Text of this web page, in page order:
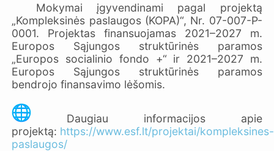
Mokymai įgyvendinami pagal projektą
„Kompleksinės paslaugos (KOPA)“, Nr. 07-007-P-
0001. Projektas finansuojamas 2021–2027 m.
Europos Sąjungos struktūrinės paramos
„Europos socialinio fondo +“ ir 2021–2027 m.
Europos Sąjungos struktūrinės paramos
bendrojo finansavimo lėšomis.
Daugiau informacijos apie
projektą: https://www.esf.lt/projektai/kompleksines-
paslaugos/